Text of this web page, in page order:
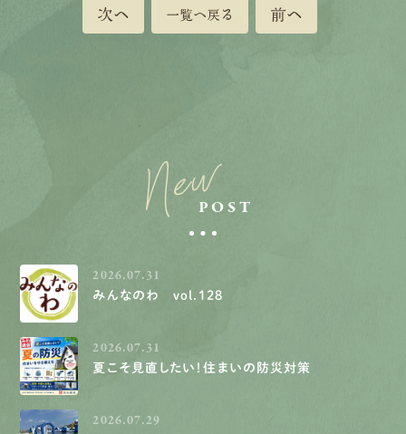
次へ 一覧へ戻る 前へ
NewPOST
2026.07.31
みんなのわ vol.128
2026.07.31
夏こそ見直したい！住まいの防災対策
2026.07.29